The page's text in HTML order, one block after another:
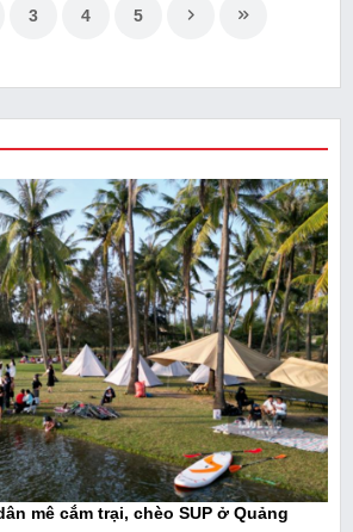
3 4 5
mê cắm trại, chèo SUP ở Quảng